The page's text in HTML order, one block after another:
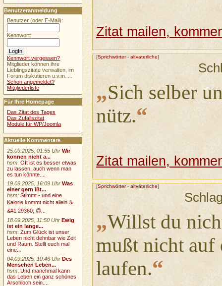
Zitat mailen,
[Sprichwörter- altväterliche]
„Sich selber
nütz.“
Zitat mailen,
[Sprichwörter- altväterliche]
„Willst du
mußt nicht auf
laufen.“
Benutzeranmeldung
Benutzer (oder E-Mail):
Kennwort:
Kennwort vergessen?
Mitglieder können ihre
Lieblingszitate verwalten, im
Forum diskutieren u.v.m. ...
Schon angemeldet?
Mitgliederliste
Für Ihre Homepage
Das Zitat des Tages
Das Zufallszitat
Module für WP/Joomla
Aktuelle Kommentare
25.09.2025, 01:55 Uhr Wir
können nicht a...
hsm:Oft ist es besser etwas
zu lassen, auch wenn man
es tun könnte....
19.09.2025, 16:09 Uhr Was
einer gern ißt...
hsm:Stimmt - und eine
Kalorie kommt nicht allein.☕
&#1 29360; 🙃...
18.09.2025, 11:50 Uhr Ewig
ist ein lange...
hsm:Zum Glück ist unser
Leben nicht dehnbar wie Zeit
und Raum. Stellt euch mal
eine...
04.09.2025, 10:46 Uhr Des
Menschen Leben...
hsm:Und manchmal kann
das Leben ein ganz schönes
Arschloch sein....